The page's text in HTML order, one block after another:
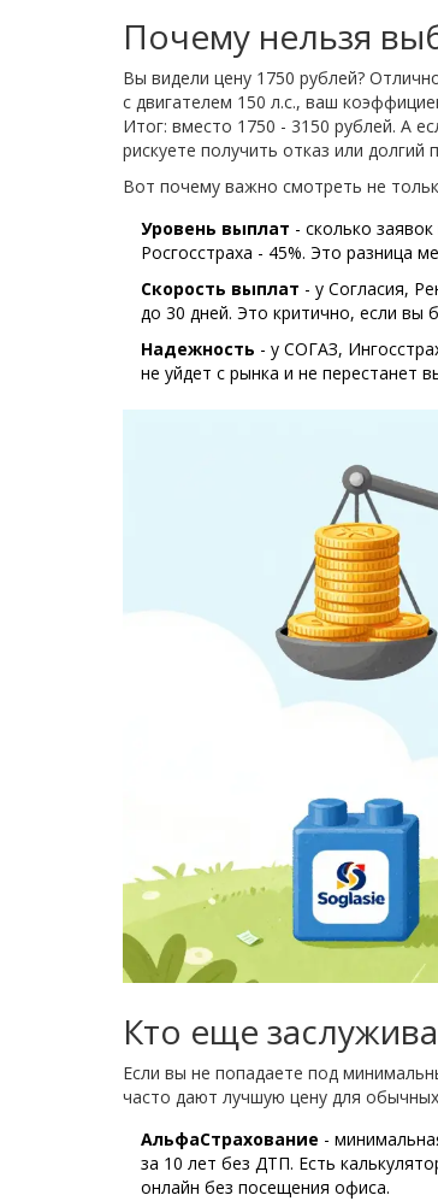
Почему нельзя
Вы видели цену 1750 рублей?
с двигателем 150 л.с., ваш
Итог: вместо 1750 - 3150 рублей. А
рискуете получить отказ или долгий
Вот почему важно смотреть не
Уровень выплат - сколько
Росгосстраха - 45%. Это разница
Скорость выплат - у Согласия,
до 30 дней. Это критично, если вы
Надежность - у СОГАЗ,
не уйдет с рынка и не перестанет
Кто еще
Если вы не попадаете под
часто дают лучшую цену для
АльфаСтрахование -
за 10 лет без ДТП. Есть
онлайн без посещения офиса.